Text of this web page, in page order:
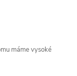
máme vysoké